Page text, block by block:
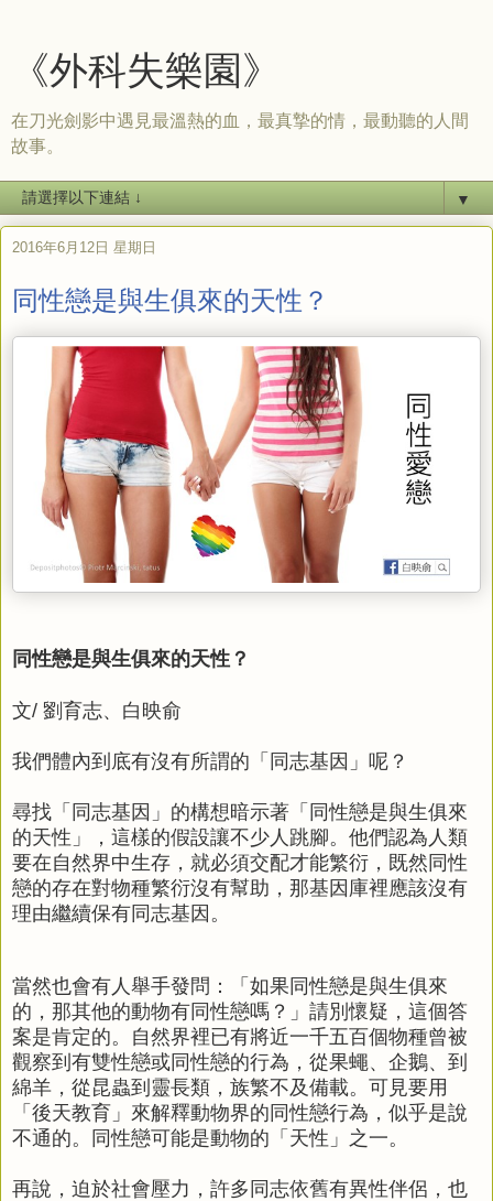
《外科失樂園》
在刀光劍影中遇見最溫熱的血，最真摯的情，最動聽的人間
故事。
▼
2016年6月12日 星期日
同性戀是與生俱來的天性？
同性戀是與生俱來的天性？
文/ 劉育志、白映俞
我們體內到底有沒有所謂的「同志基因」呢？
尋找「同志基因」的構想暗示著「同性戀是與生俱來
的天性」，這樣的假設讓不少人跳腳。他們認為人類
要在自然界中生存，就必須交配才能繁衍，既然同性
戀的存在對物種繁衍沒有幫助，那基因庫裡應該沒有
理由繼續保有同志基因。
當然也會有人舉手發問：「如果同性戀是與生俱來
的，那其他的動物有同性戀嗎？」請別懷疑，這個答
案是肯定的。自然界裡已有將近一千五百個物種曾被
觀察到有雙性戀或同性戀的行為，從果蠅、企鵝、到
綿羊，從昆蟲到靈長類，族繁不及備載。可見要用
「後天教育」來解釋動物界的同性戀行為，似乎是說
不通的。同性戀可能是動物的「天性」之一。
再說，迫於社會壓力，許多同志依舊有異性伴侶，也